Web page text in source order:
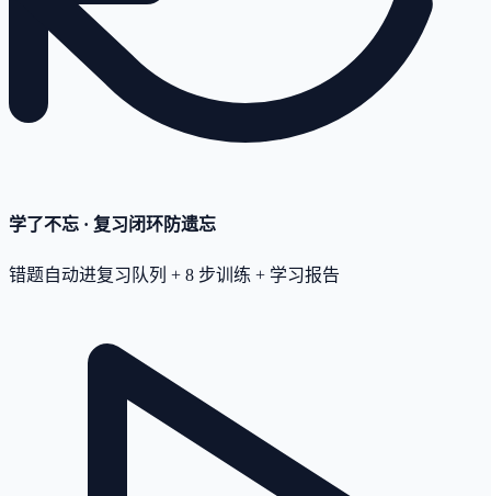
学了不忘 · 复习闭环防遗忘
错题自动进复习队列 + 8 步训练 + 学习报告